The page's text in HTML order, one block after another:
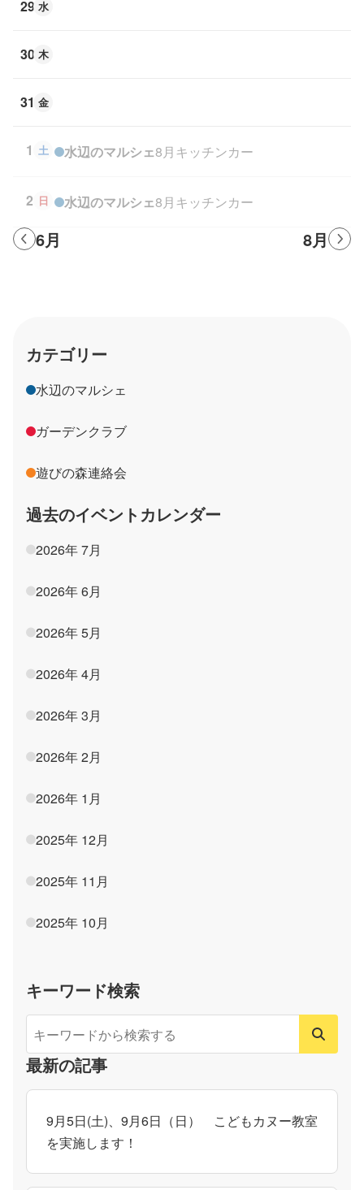
29 水
30 木
31 金
1 土 水辺のマルシェ8月キッチンカー
2 日 水辺のマルシェ8月キッチンカー
6月 8月
カテゴリー
水辺のマルシェ
ガーデンクラブ
遊びの森連絡会
過去のイベントカレンダー
2026年 7月
2026年 6月
2026年 5月
2026年 4月
2026年 3月
2026年 2月
2026年 1月
2025年 12月
2025年 11月
2025年 10月
キーワード検索
最新の記事
9月5日(土)、9月6日（日） こどもカヌー教室
を実施します！